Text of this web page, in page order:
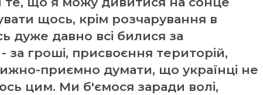
щось, крім розчарування в
дуже давно всі билися за
за гроші, присвоєння територій,
приємно думати, що українці не
цим. Ми б'ємося заради волі,